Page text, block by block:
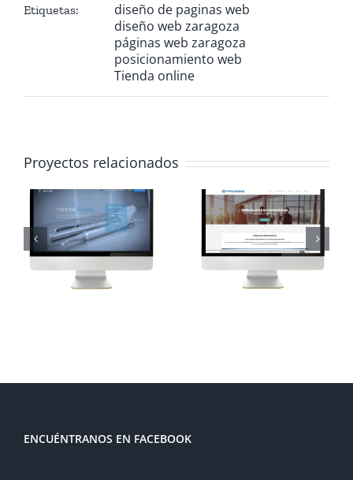
Etiquetas:
diseño de paginas web
diseño web zaragoza
páginas web zaragoza
posicionamiento web
Tienda online
Proyectos relacionados
Diseño
web para
Productos
Diseño
web para
Manuela
ENCUÉNTRANOS EN FACEBOOK